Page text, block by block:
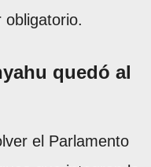
obligatorio.
quedó al
el Parlamento